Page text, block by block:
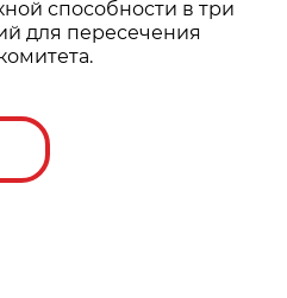
способности в три
для пересечения